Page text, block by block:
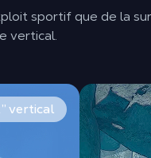
sportif que de la
vertical.
et les
vertical
Vous observez,
Inventaire